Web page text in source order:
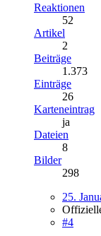
Reaktionen
52
Artikel
2
Beiträge
1.373
Einträge
26
Karteneintrag
ja
Dateien
8
Bilder
298
25.
#4